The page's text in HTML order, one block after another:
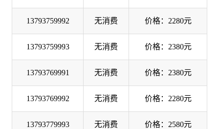
13793759992 无消费 价格：2280元
13793759993 无消费 价格：2380元
13793769991 无消费 价格：2380元
13793769992 无消费 价格：2280元
13793779993 无消费 价格：2580元